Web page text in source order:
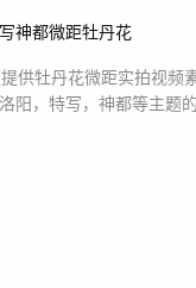
神都微距牡丹花
供牡丹花微距实拍视频
阳，特写，神都等主题